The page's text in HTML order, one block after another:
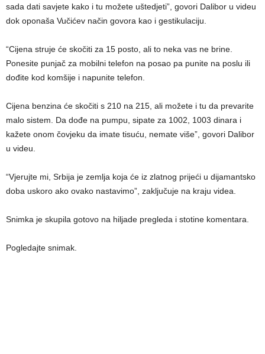
sada dati savjete kako i tu možete uštedjeti”, govori Dalibor u videu
dok oponaša Vučićev način govora kao i gestikulaciju.
“Cijena struje će skočiti za 15 posto, ali to neka vas ne brine.
Ponesite punjač za mobilni telefon na posao pa punite na poslu ili
dođite kod komšije i napunite telefon.
Cijena benzina će skočiti s 210 na 215, ali možete i tu da prevarite
malo sistem. Da dođe na pumpu, sipate za 1002, 1003 dinara i
kažete onom čovjeku da imate tisuću, nemate više”, govori Dalibor
u videu.
“Vjerujte mi, Srbija je zemlja koja će iz zlatnog prijeći u dijamantsko
doba uskoro ako ovako nastavimo”, zaključuje na kraju videa.
Snimka je skupila gotovo na hiljade pregleda i stotine komentara.
Pogledajte snimak.